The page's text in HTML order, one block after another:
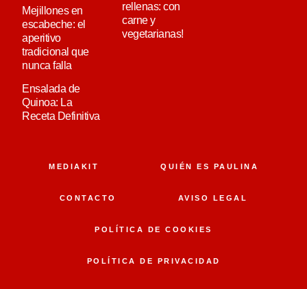
Mejillones en
escabeche: el
aperitivo
tradicional que
nunca falla
Ensalada de
Quinoa: La
Receta Definitiva
rellenas: con
carne y
vegetarianas!
MEDIAKIT QUIÉN ES PAULINA
CONTACTO AVISO LEGAL
POLÍTICA DE COOKIES
POLÍTICA DE PRIVACIDAD